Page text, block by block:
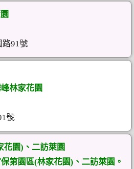
路91號
林家花園
號
花園)、二訪萊園
第園區(林家花園)、二訪萊園。